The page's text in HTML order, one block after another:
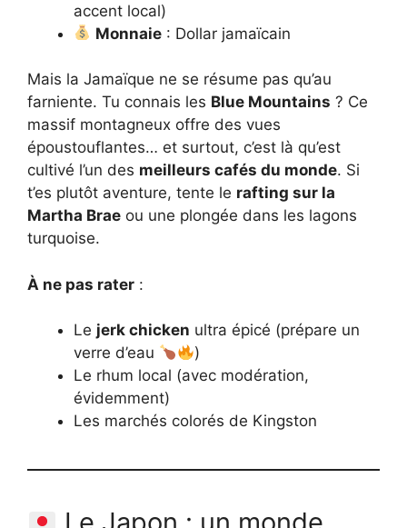
accent local)
Monnaie : Dollar jamaïcain
Mais la Jamaïque ne se résume pas qu’au
farniente. Tu connais les Blue Mountains ? Ce
massif montagneux offre des vues
époustouflantes… et surtout, c’est là qu’est
cultivé l’un des meilleurs cafés du monde. Si
t’es plutôt aventure, tente le rafting sur la
Martha Brae ou une plongée dans les lagons
turquoise.
À ne pas rater :
Le jerk chicken ultra épicé (prépare un
verre d’eau
)
Le rhum local (avec modération,
évidemment)
Les marchés colorés de Kingston